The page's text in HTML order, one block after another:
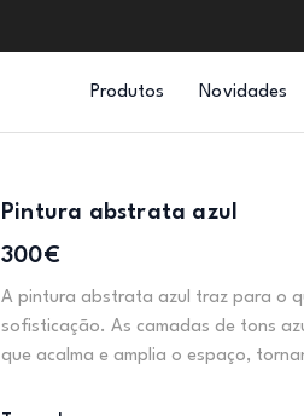
Produtos Novidades
Pintura abstrata azul
300€
A pintura abstrata azul traz para o
sofisticação. As camadas de tons
que acalma e amplia o espaço,